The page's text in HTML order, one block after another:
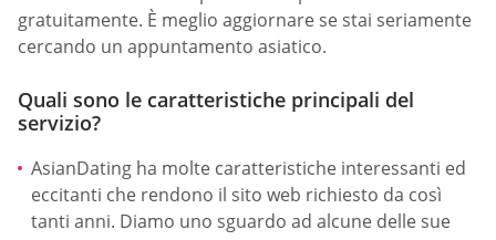
gratuitamente. È meglio aggiornare se stai seriamente
cercando un appuntamento asiatico.
Quali sono le caratteristiche principali del
servizio?
AsianDating ha molte caratteristiche interessanti ed
eccitanti che rendono il sito web richiesto da così
tanti anni. Diamo uno sguardo ad alcune delle sue